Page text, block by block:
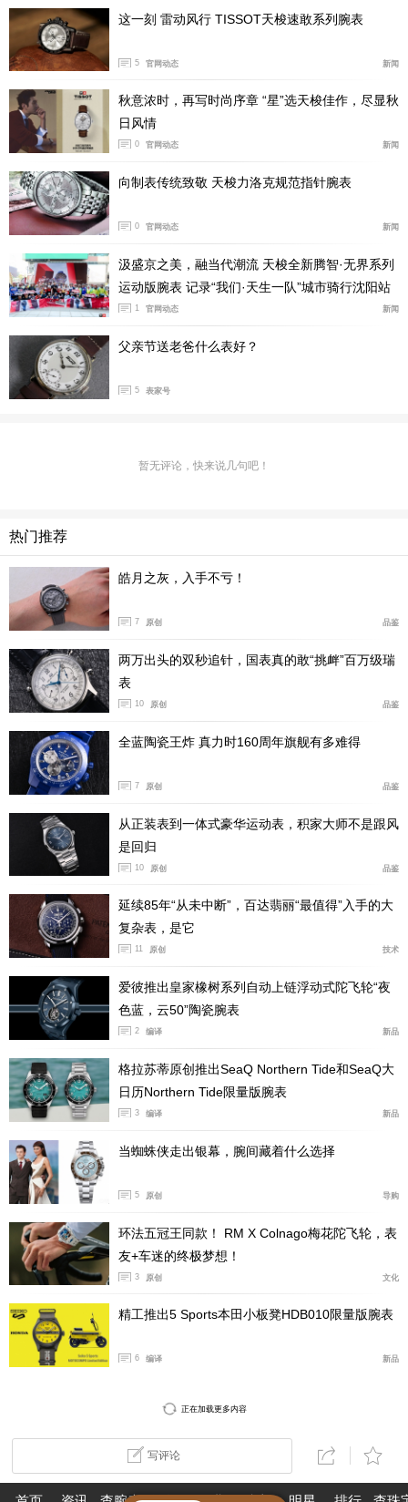
的价值和感动。自1853年起，天梭便一直立足传统进行创
新，时至今日已经成长为全球销量第一的瑞士传统制表品
牌。在过去的159年间，天梭从一家总部位于瑞士汝拉山
区力洛克小镇的手表工厂，发展成了一个销售网点遍布16
0多个国家的全球品牌。天梭的领先地位得益于其无可比
拟的创新能力，它在特殊材料的运用、先进功能的开发和
细节设计的追求上不遗余力。天梭推出的优质手表品种越
来越多，但性价比却比任何其它瑞士手表品牌都更具吸引
力，这也体现了它对“入门奢侈品”的承诺。天梭是全球最
大的手表制造商和经销商 - 斯沃琪集团的一员，同时也担
任世界摩托车锦标赛MotoGP、超级摩托车赛、国际篮球
联盟FIBA、澳大利亚橄榄球联盟AFL、中国篮球职业联赛
CBA以及世界自行车、击剑和冰球锦标赛的官方指定计
时。而在其市场宣传和产品设计上，天梭也始终如一地书
写着它的品牌理念：“创新，源于传统”。
这一刻 雷动风行 TISSOT天梭速敢系列腕表
5 官网动态 新闻
秋意浓时，再写时尚序章 “星”选天梭佳作，尽显秋
日风情
0 官网动态 新闻
向制表传统致敬 天梭力洛克规范指针腕表
0 官网动态 新闻
汲盛京之美，融当代潮流 天梭全新腾智·无界系列
运动版腕表 记录“我们·天生一队”城市骑行沈阳站
盛况
1 官网动态 新闻
父亲节送老爸什么表好？
5 表家号
暂无评论，快来说几句吧！
热门推荐
皓月之灰，入手不亏！
7 原创 品鉴
两万出头的双秒追针，国表真的敢“挑衅”百万级瑞
表
10 原创 品鉴
全蓝陶瓷王炸 真力时160周年旗舰有多难得
7 原创 品鉴
从正装表到一体式豪华运动表，积家大师不是跟风
是回归
10 原创 品鉴
延续85年“从未中断”，百达翡丽“最值得”入手的大
复杂表，是它
11 原创 技术
爱彼推出皇家橡树系列自动上链浮动式陀飞轮“夜
色蓝，云50”陶瓷腕表
2 编译 新品
格拉苏蒂原创推出SeaQ Northern Tide和SeaQ大
日历Northern Tide限量版腕表
3 编译 新品
当蜘蛛侠走出银幕，腕间藏着什么选择
5 原创 导购
环法五冠王同款！ RM X Colnago梅花陀飞轮，表
友+车迷的终极梦想！
3 原创 文化
精工推出5 Sports本田小板凳HDB010限量版腕表
6 编译 新品
正在加载更多内容
写评论